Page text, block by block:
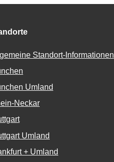
Standort-Informationen
Umland
Neckar
Umland
+ Umland